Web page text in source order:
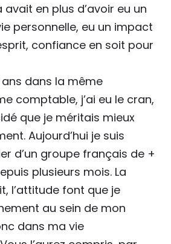
avait en plus d’avoir eu un
personnelle, eu un impact
confiance en soit pour
ans dans la même
comptable, j’ai eu le cran,
que je méritais mieux
Aujourd’hui je suis
d’un groupe français de +
plusieurs mois. La
l’attitude font que je
au sein de mon
dans ma vie